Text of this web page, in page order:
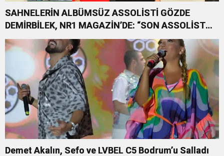
SAHNELERİN ALBÜMSÜZ ASSOLİSTİ GÖZDE
DEMİRBİLEK, NR1 MAGAZİN’DE: “SON ASSOLİST
OLARAK VAR OLACAĞIM!”
Demet Akalın, Sefo ve LVBEL C5 Bodrum’u Salladı